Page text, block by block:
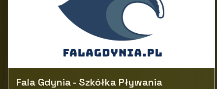
Fala Gdynia - Szkółka Pływania